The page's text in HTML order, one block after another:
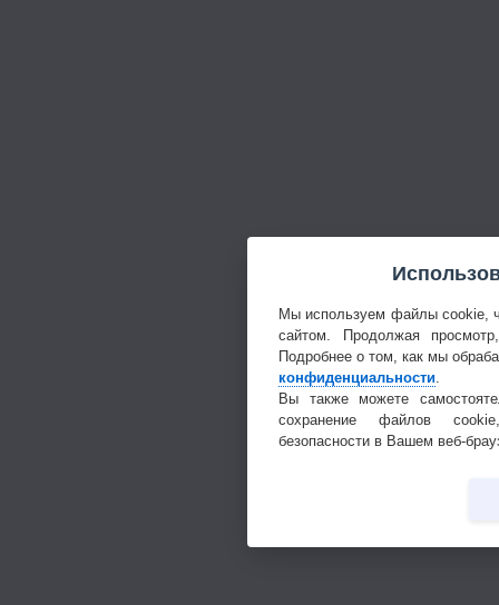
Мы используем файлы cookie,
сайтом. Продолжая
Подробнее о том, как мы
конфиденциальности
Вы также можете
сохранение файлов
безопасности в Вашем веб-